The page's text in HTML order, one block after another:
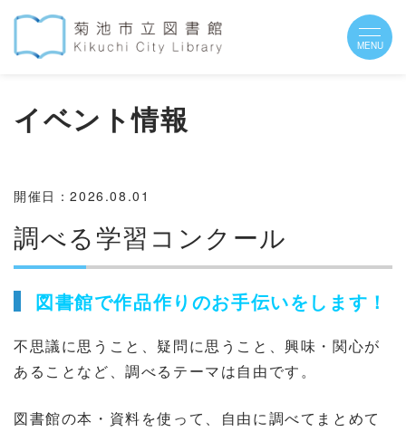
イベント情報
開催日：2026.08.01
調べる学習コンクール
図書館で作品作りのお手伝いをします！
不思議に思うこと、疑問に思うこと、興味・関心が
あることなど、調べるテーマは自由です。
図書館の本・資料を使って、自由に調べてまとめて